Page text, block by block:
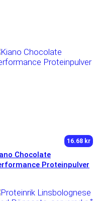
16.68 kr
Chocolate
Proteinpulver